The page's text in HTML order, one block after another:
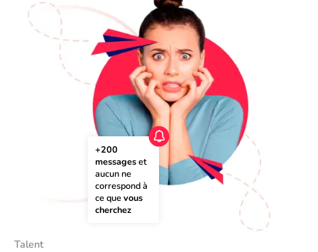
+200
messages et
aucun ne
correspond à
ce que vous
cherchez
Talent